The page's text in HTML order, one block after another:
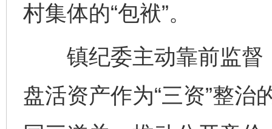
村集体的“包袱”。
镇纪委主动靠前监督
盘活资产作为“三资”整